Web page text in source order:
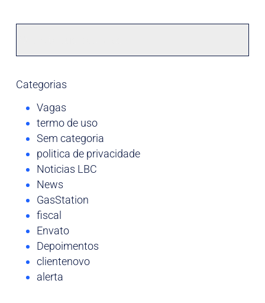
Categorias
Vagas
termo de uso
Sem categoria
politica de privacidade
Noticias LBC
News
GasStation
fiscal
Envato
Depoimentos
clientenovo
alerta